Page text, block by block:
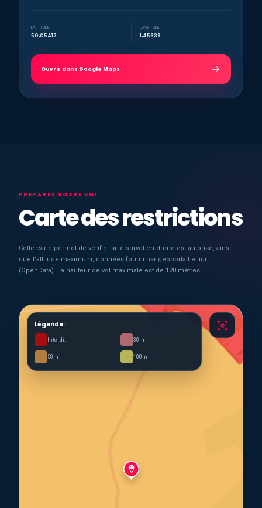
LATITUDE
50,05417
LONGITUDE
1,45639
Ouvrir dans Google Maps
PRÉPAREZ VOTRE VOL
Carte des restrictions
Cette carte permet de vérifier si le survol en drone est autorisé, ainsi
que l'altitude maximum, données fourni par geoportail et ign
(OpenData). La hauteur de vol maximale est de 120 mètres
Légende :
Interdit 30m
50m 100m